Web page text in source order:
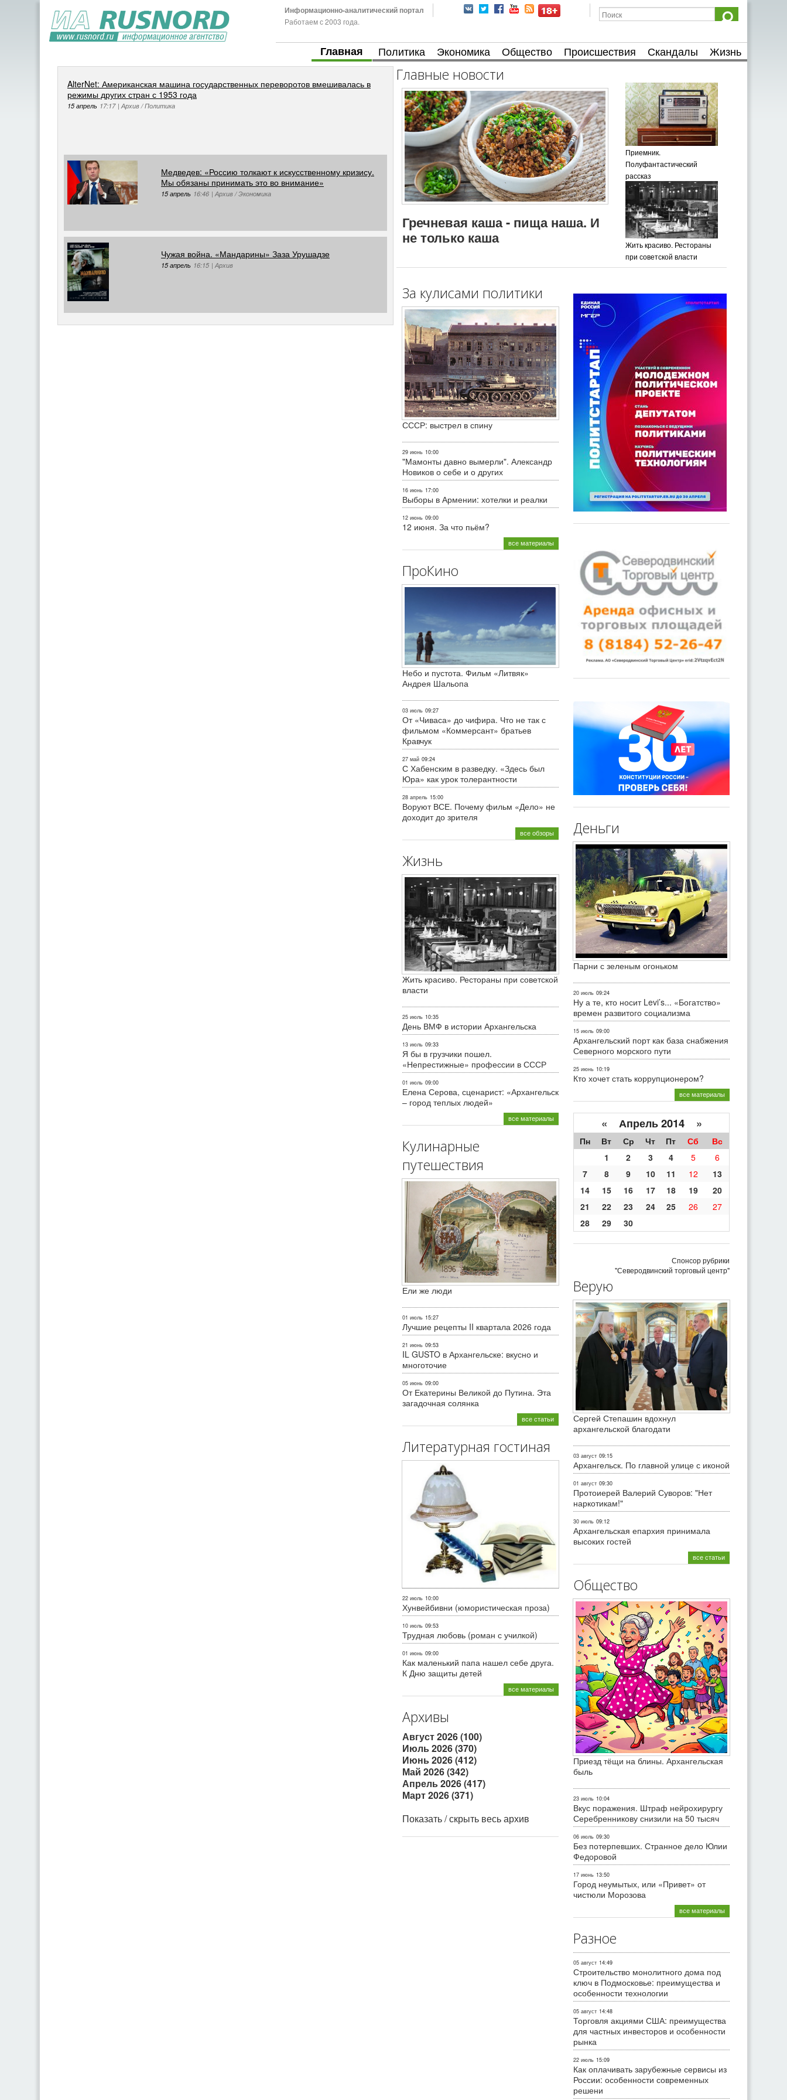
Информационно-аналитический портал
Работаем с 2003 года.
Главная Политика Экономика Общество Происшествия Скандалы Жизнь
AlterNet: Американская машина государственных переворотов вмешивалась в
режимы других стран с 1953 года
15 апрель 17:17 |Архив / Политика
Медведев: «Россию толкают к искусственному кризису.
Мы обязаны принимать это во внимание»
15 апрель 16:46 |Архив / Экономика
Чужая война. «Мандарины» Заза Урушадзе
15 апрель 16:15 |Архив
Главные новости
Гречневая каша - пища наша. И
не только каша
Приемник.
Полуфантастический
рассказ
Жить красиво. Рестораны
при советской власти
За кулисами политики
СССР: выстрел в спину
29 июнь 10:00
"Мамонты давно вымерли". Александр
Новиков о себе и о других
16 июнь 17:00
Выборы в Армении: хотелки и реалки
12 июнь 09:00
12 июня. За что пьём?
все материалы
ПроКино
Небо и пустота. Фильм «Литвяк»
Андрея Шальопа
03 июль 09:27
От «Чиваса» до чифира. Что не так с
фильмом «Коммерсант» братьев
Кравчук
27 май 09:24
С Хабенским в разведку. «Здесь был
Юра» как урок толерантности
28 апрель 15:00
Воруют ВСЕ. Почему фильм «Дело» не
доходит до зрителя
все обзоры
Жизнь
Жить красиво. Рестораны при советской
власти
25 июль 10:35
День ВМФ в истории Архангельска
13 июль 09:33
Я бы в грузчики пошел.
«Непрестижные» профессии в СССР
01 июль 09:00
Елена Серова, сценарист: «Архангельск
– город теплых людей»
все материалы
Кулинарные
путешествия
Ели же люди
01 июль 15:27
Лучшие рецепты II квартала 2026 года
21 июнь 09:53
IL GUSTO в Архангельске: вкусно и
многоточие
05 июнь 09:00
От Екатерины Великой до Путина. Эта
загадочная солянка
все статьи
Литературная гостиная
22 июль 10:00
Хунвейбивни (юмористическая проза)
10 июль 09:53
Трудная любовь (роман с училкой)
01 июнь 09:00
Как маленький папа нашел себе друга.
К Дню защиты детей
все материалы
Архивы
Август 2026 (100)
Июль 2026 (370)
Июнь 2026 (412)
Май 2026 (342)
Апрель 2026 (417)
Март 2026 (371)
Показать / скрыть весь архив
Деньги
Парни с зеленым огоньком
20 июль 09:24
Ну а те, кто носит Levi’s... «Богатство»
времен развитого социализма
15 июль 09:00
Архангельский порт как база снабжения
Северного морского пути
25 июнь 10:19
Кто хочет стать коррупционером?
все материалы
« Апрель 2014 »
Пн Вт Ср Чт Пт Сб
Вс
1
2 3 4 5
6
7
8 9 10 11 12
13
14
15 16 17 18 19
20
21
22 23 24 25 26
27
28
29 30
Спонсор рубрики
"Северодвинский торговый центр"
Верую
Сергей Степашин вдохнул
архангельской благодати
03 август 09:15
Архангельск. По главной улице с иконой
01 август 09:30
Протоиерей Валерий Суворов: "Нет
наркотикам!"
30 июль 09:12
Архангельская епархия принимала
высоких гостей
все статьи
Общество
Приезд тёщи на блины. Архангельская
быль
23 июль 10:04
Вкус поражения. Штраф нейрохирургу
Серебренникову снизили на 50 тысяч
06 июль 09:30
Без потерпевших. Странное дело Юлии
Федоровой
17 июнь 13:50
Город неумытых, или «Привет» от
чистюли Морозова
все материалы
Разное
05 август 14:49
Строительство монолитного дома под
ключ в Подмосковье: преимущества и
особенности технологии
05 август 14:48
Торговля акциями США: преимущества
для частных инвесторов и особенности
рынка
22 июль 15:09
Как оплачивать зарубежные сервисы из
России: особенности современных
решени